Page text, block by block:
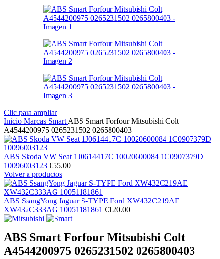
Clic para ampliar
Inicio Marcas Smart ABS Smart Forfour Mitsubishi Colt
A4544200975 0265231502 0265800403
ABS Skoda VW Seat 1J0614417C 10020600084 1C0907379D
10096003123 €55.00
Volver a productos
ABS SsangYong Jaguar S-TYPE Ford XW432C219AE
XW432C333AG 10051181861 €120.00
ABS Smart Forfour Mitsubishi Colt
A4544200975 0265231502 0265800403